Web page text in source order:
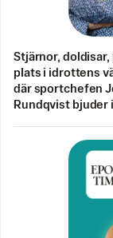
Stjärnor, doldisar,
plats i idrottens
där sportchefen
Rundqvist bjuder